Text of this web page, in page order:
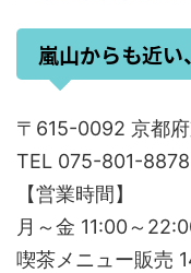
嵐山からも近
〒615-0092 京都
TEL 075-801-8878
【営業時間】
月～金 11:00～
喫茶メニュー販売